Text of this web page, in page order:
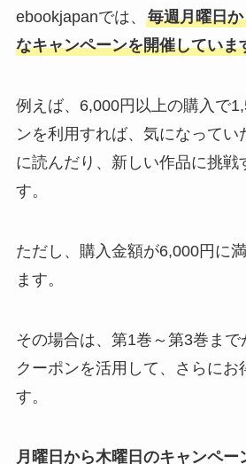
ebookjapanでは、 毎週月曜日
なキャンペーンを開催していま
例えば、 6,000円以上の購入で
ンを利用すれば、気になってい
に読んだり、新しい作品に挑戦
す。
ただし、購入金額が6,000円に
ます。
その場合は、第1巻～第3巻ま
クーポンを活用して、さらにお
す。
月曜日から木曜日のキャンペー